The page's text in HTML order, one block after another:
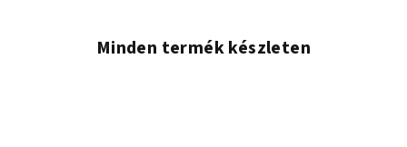
Minden termék készleten